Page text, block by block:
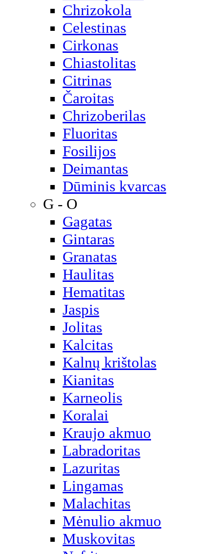
Chrizokola
Celestinas
Cirkonas
Chiastolitas
Citrinas
Čaroitas
Chrizoberilas
Fluoritas
Fosilijos
Deimantas
Dūminis kvarcas
G - O
Gagatas
Gintaras
Granatas
Haulitas
Hematitas
Jaspis
Jolitas
Kalcitas
Kalnų krištolas
Kianitas
Karneolis
Koralai
Kraujo akmuo
Labradoritas
Lazuritas
Lingamas
Malachitas
Mėnulio akmuo
Muskovitas